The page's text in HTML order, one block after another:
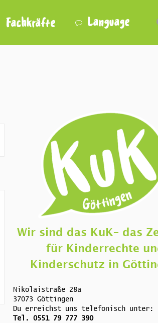
Fachkräfte Language
Wir sind das KuK– das
für Kinderrechte
Kinderschutz in
Nikolaistraße 28a
37073 Göttingen
Du erreichst uns telefonisch unter:
Tel. 0551 79 777 390